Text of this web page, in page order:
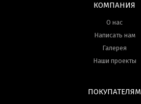
КОМПАНИЯ
О нас
Написать нам
Галерея
Наши проекты
ПОКУПАТЕЛЯМ